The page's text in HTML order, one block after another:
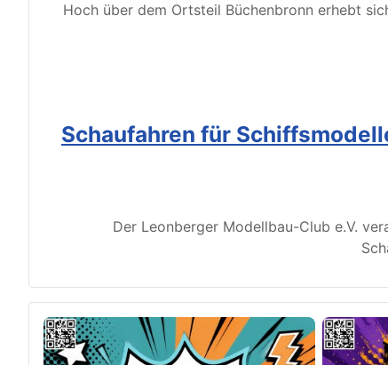
Hoch über dem Ortsteil Büchenbronn erhebt
Schaufahren für
Der Leonberger Modellbau-Club e.V.